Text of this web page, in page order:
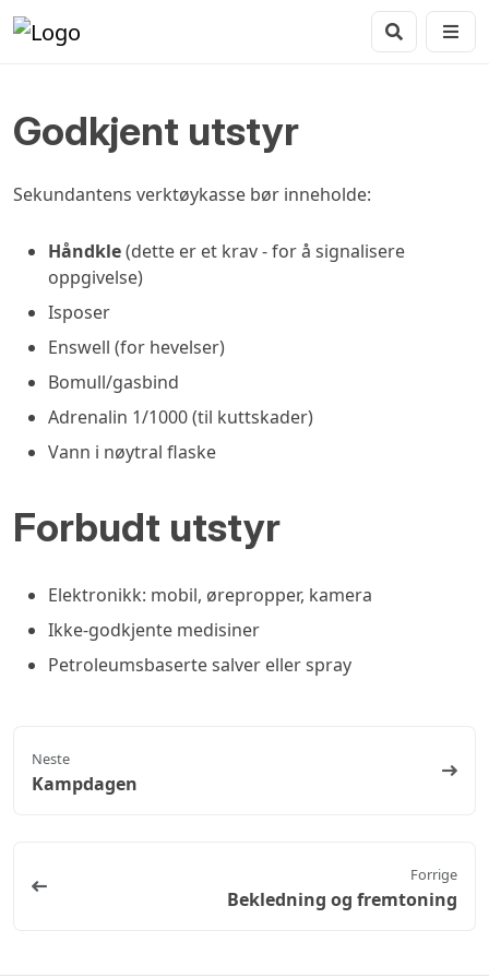
Godkjent utstyr
Sekundantens verktøykasse bør inneholde:
Håndkle(dette er et krav - for å signalisere
oppgivelse)
Isposer
Enswell (for hevelser)
Bomull/gasbind
Adrenalin 1/1000 (til kuttskader)
Vann i nøytral flaske
Forbudt utstyr
Elektronikk: mobil, ørepropper, kamera
Ikke-godkjente medisiner
Petroleumsbaserte salver eller spray
Neste
Kampdagen
Forrige
Bekledning og fremtoning